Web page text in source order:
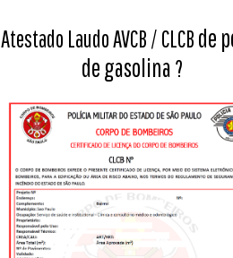
Atestado Laudo AVCB / CLCB de
de gasolina ?